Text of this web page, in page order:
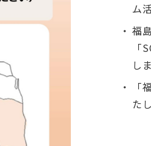
ム
福
「
し
「
た